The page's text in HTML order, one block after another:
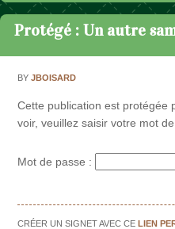
Passer au contenu
Protégé : Un autre
BYJBOISARD
Cette publication est protégée
voir, veuillez saisir votre mot
Mot de passe :
CRÉER UN SIGNET AVEC CELIEN